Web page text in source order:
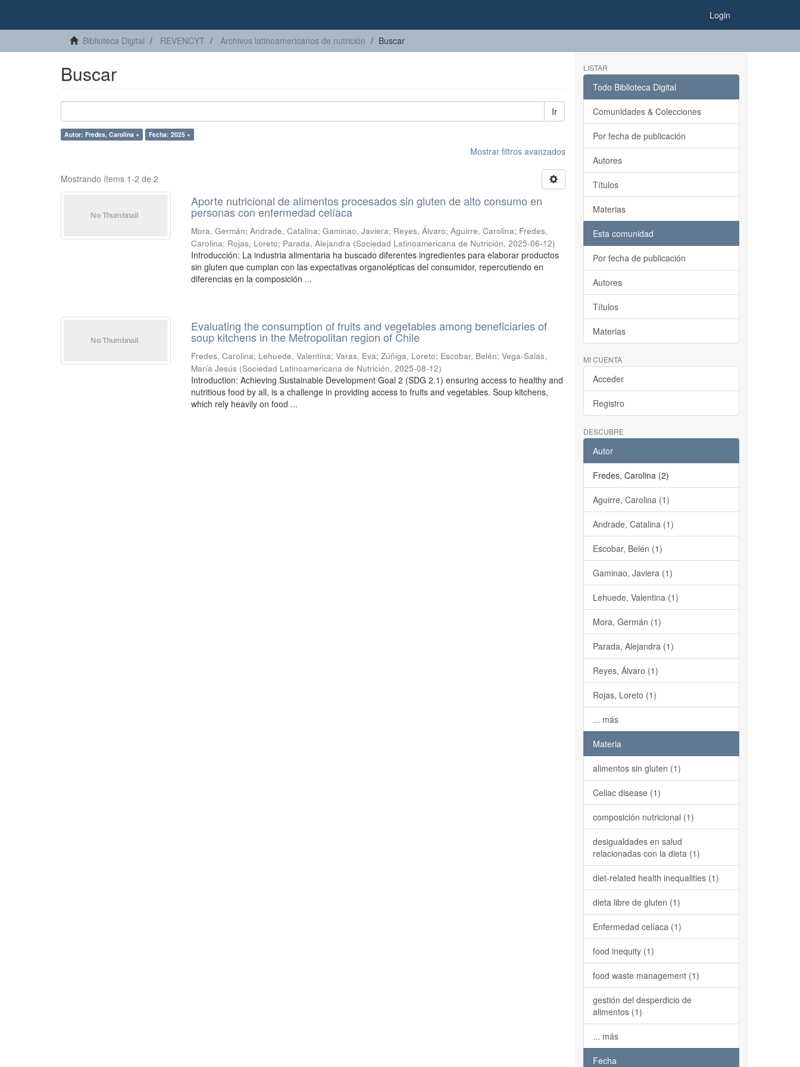
Login
Biblioteca Digital REVENCYT Archivos latinoamericanos de nutrición Buscar
Buscar
Ir
Autor: Fredes, Carolina × Fecha: 2025 ×
Mostrar filtros avanzados
Mostrando ítems 1-2 de 2
Aporte nutricional de alimentos procesados sin gluten de alto consumo en
personas con enfermedad celíaca
Mora, Germán;Andrade, Catalina;Gaminao, Javiera; Reyes, Álvaro;Aguirre, Carolina; Fredes,
Carolina; Rojas, Loreto; Parada, Alejandra (Sociedad Latinoamericana de Nutrición,2025-06-12)
Introducción: La industria alimentaria ha buscado diferentes ingredientes para elaborar productos
sin gluten que cumplan con las expectativas organolépticas del consumidor, repercutiendo en
diferencias en la composición ...
Evaluating the consumption of fruits and vegetables among beneficiaries of
soup kitchens in the Metropolitan region of Chile
Fredes, Carolina; Lehuede, Valentina;Varas, Eva;Zúñiga, Loreto; Escobar, Belén;Vega-Salas,
María Jesús (Sociedad Latinoamericana de Nutrición,2025-08-12)
Introduction: Achieving Sustainable Development Goal 2 (SDG 2.1) ensuring access to healthy and
nutritious food by all, is a challenge in providing access to fruits and vegetables. Soup kitchens,
which rely heavily on food ...
LISTAR
Todo Biblioteca Digital
Comunidades & Colecciones
Por fecha de publicación
Autores
Títulos
Materias
Esta comunidad
Por fecha de publicación
Autores
Títulos
Materias
MI CUENTA
Acceder
Registro
DESCUBRE
Autor
Fredes, Carolina (2)
Aguirre, Carolina (1)
Andrade, Catalina (1)
Escobar, Belén (1)
Gaminao, Javiera (1)
Lehuede, Valentina (1)
Mora, Germán (1)
Parada, Alejandra (1)
Reyes, Álvaro (1)
Rojas, Loreto (1)
... más
Materia
alimentos sin gluten (1)
Celiac disease (1)
composición nutricional (1)
desigualdades en salud
relacionadas con la dieta (1)
diet-related health inequalities (1)
dieta libre de gluten (1)
Enfermedad celíaca (1)
food inequity (1)
food waste management (1)
gestión del desperdicio de
alimentos (1)
... más
Fecha